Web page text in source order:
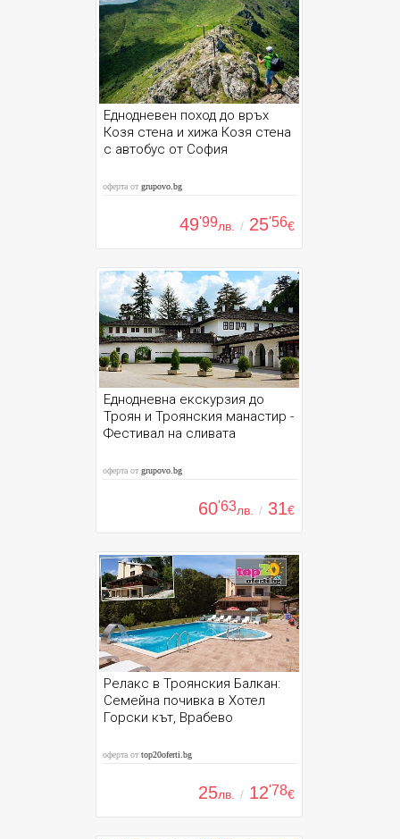
Еднодневен поход до връх
Козя стена и хижа Козя стена
с автобус от София
оферта отgrupovo.bg
49'99лв. / 25'56€
Еднодневна екскурзия до
Троян и Троянския манастир -
Фестивал на сливата
оферта отgrupovo.bg
60'63лв. / 31€
Релакс в Троянския Балкан:
Семейна почивка в Хотел
Горски кът, Врабево
оферта отtop20oferti.bg
25лв. / 12'78€